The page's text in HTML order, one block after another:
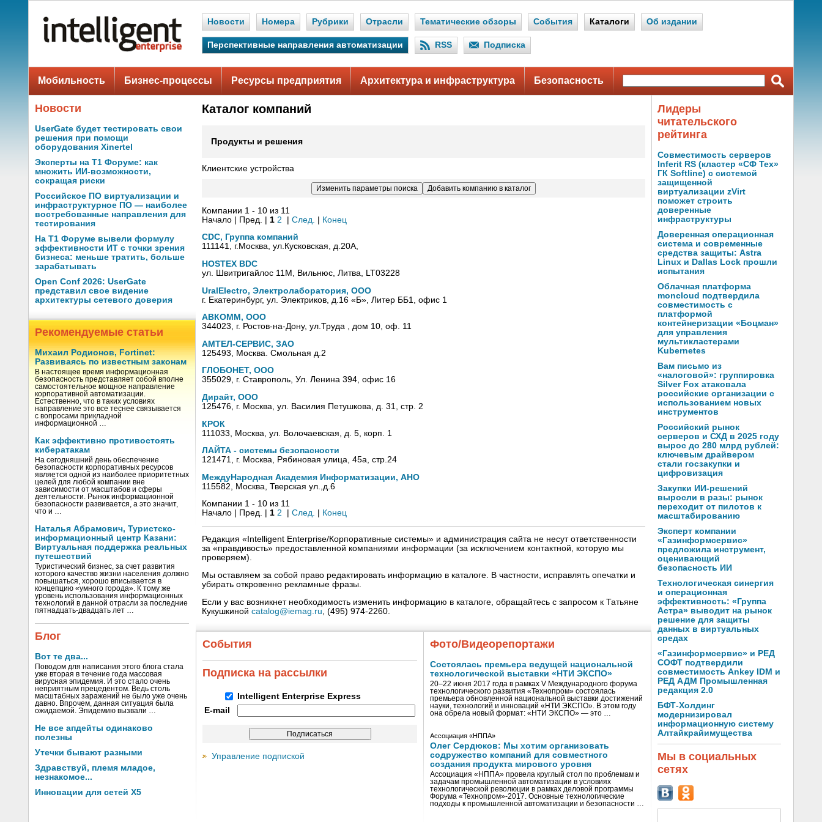
Новости Номера Рубрики Отрасли Тематические обзоры События Каталоги Об издании
Перспективные направления автоматизации RSS Подписка
Мобильность Бизнес-процессы Ресурсы предприятия Архитектура и инфраструктура Безопасность
Новости
UserGate будет тестировать свои
решения при помощи
оборудования Xinertel
Эксперты на Т1 Форуме: как
множить ИИ-возможности,
сокращая риски
Российское ПО виртуализации и
инфраструктурное ПО — наиболее
востребованные направления для
тестирования
На Т1 Форуме вывели формулу
эффективности ИТ с точки зрения
бизнеса: меньше тратить, больше
зарабатывать
Open Conf 2026: UserGate
представил свое видение
архитектуры сетевого доверия
Рекомендуемые статьи
Михаил Родионов, Fortinet:
Развиваясь по известным законам
В настоящее время информационная
безопасность представляет собой вполне
самостоятельное мощное направление
корпоративной автоматизации.
Естественно, что в таких условиях
направление это все теснее связывается
с вопросами прикладной
информационной …
Как эффективно противостоять
кибератакам
На сегодняшний день обеспечение
безопасности корпоративных ресурсов
является одной из наиболее приоритетных
целей для любой компании вне
зависимости от масштабов и сферы
деятельности. Рынок информационной
безопасности развивается, а это значит,
что и …
Наталья Абрамович, Туристско-
информационный центр Казани:
Виртуальная поддержка реальных
путешествий
Туристический бизнес, за счет развития
которого качество жизни населения должно
повышаться, хорошо вписывается в
концепцию «умного города». К тому же
уровень использования информационных
технологий в данной отрасли за последние
пятнадцать-двадцать лет …
Блог
Вот те два...
Поводом для написания этого блога стала
уже вторая в течение года массовая
вирусная эпидемия. И это стало очень
неприятным прецедентом. Ведь столь
масштабных заражений не было уже очень
давно. Впрочем, данная ситуация была
ожидаемой. Эпидемию вызвали …
Не все апдейты одинаково
полезны
Утечки бывают разными
Здравствуй, племя младое,
незнакомое...
Инновации для сетей X5
Каталог компаний
Продукты и решения
Клиентские устройства
Компании 1 - 10 из 11
Начало | Пред. | 1 2 След.
Конец
CDC, Группа компаний
111141, г.Москва, ул.Кусковская, д.20А,
HOSTEX BDC
ул. Швитригайлос 11М, Вильнюс, Литва, LT03228
UralElectro, Электролаборатория, ООО
г. Екатеринбург, ул. Электриков, д.16 «Б», Литер ББ1, офис 1
АВКОММ, ООО
344023, г. Ростов-на-Дону, ул.Труда , дом 10, оф. 11
АМТЕЛ-СЕРВИС, ЗАО
125493, Москва. Смольная д.2
ГЛОБОНЕТ, ООО
355029, г. Ставрополь, Ул. Ленина 394, офис 16
Дирайт, ООО
125476, г. Москва, ул. Василия Петушкова, д. 31, стр. 2
КРОК
111033, Москва, ул. Волочаевская, д. 5, корп. 1
ЛАЙТА - системы безопасности
121471, г. Москва, Рябиновая улица, 45а, стр.24
МеждуНародная Академия Информатизации, АНО
115582, Москва, Тверская ул.,д.6
Компании 1 - 10 из 11
Начало | Пред. | 1 2 След. Конец
Редакция «Intelligent Enterprise/Корпоративные системы» и администрация сайта не несут ответственности
за «правдивость» предоставленной компаниями информации (за исключением контактной, которую мы
проверяем).
Мы оставляем за собой право редактировать информацию в каталоге. В частности, исправлять опечатки и
убирать откровенно рекламные фразы.
Если у вас возникнет необходимость изменить информацию в каталоге, обращайтесь с запросом к Татьяне
Кукушкиной catalog@iemag.ru , (495) 974-2260.
События
Подписка на рассылки
Intelligent Enterprise Express
E-mail
Управление подпиской
Фото/Видеорепортажи
Состоялась премьера ведущей национальной
технологической выставки «НТИ ЭКСПО»
20–22 июня 2017 года в рамках V Международного форума
технологического развития «Технопром» состоялась
премьера обновленной национальной выставки достижений
науки, технологий и инноваций «НТИ ЭКСПО». В этом году
она обрела новый формат: «НТИ ЭКСПО» — это …
Ассоциация «НППА»
Олег Сердюков: Мы хотим организовать
содружество компаний для совместного
создания продукта мирового уровня
Ассоциация «НППА» провела круглый стол по проблемам и
задачам промышленной автоматизации в условиях
технологической революции в рамках деловой программы
Форума «Технопром»-2017. Основные технологические
подходы к промышленной автоматизации и безопасности …
Лидеры
читательского
рейтинга
Совместимость серверов
Inferit RS (кластер «СФ Тех»
ГК Softline) с системой
защищенной
виртуализации zVirt
поможет строить
доверенные
инфраструктуры
Доверенная операционная
система и современные
средства защиты: Astra
Linux и Dallas Lock прошли
испытания
Облачная платформа
moncloud подтвердила
совместимость с
платформой
контейнеризации «Боцман»
для управления
мультикластерами
Kubernetes
Вам письмо из
«налоговой»: группировка
Silver Fox атаковала
российские организации с
использованием новых
инструментов
Российский рынок
серверов и СХД в 2025 году
вырос до 280 млрд рублей:
ключевым драйвером
стали госзакупки и
цифровизация
Закупки ИИ-решений
выросли в разы: рынок
переходит от пилотов к
масштабированию
Эксперт компании
«Газинформсервис»
предложила инструмент,
оценивающий
безопасность ИИ
Технологическая синергия
и операционная
эффективность: «Группа
Астра» выводит на рынок
решение для защиты
данных в виртуальных
средах
«Газинформсервис» и РЕД
СОФТ подтвердили
совместимость Ankey IDM и
РЕД АДМ Промышленная
редакция 2.0
БФТ-Холдинг
модернизировал
информационную систему
Алтайкрайимущества
Мы в социальных
сетях